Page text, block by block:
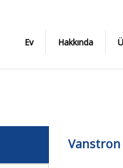
Ev Hakkında
Vanstron